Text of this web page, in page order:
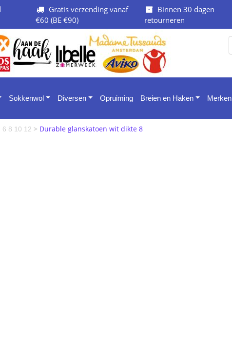
Gratis verzending vanaf
€60 (BE €90)
Binnen 30 dagen
retourneren
Sokkenwol Diversen Opruiming Breien en Haken Merken
6 8 10 12 > Durable glanskatoen wit dikte 8